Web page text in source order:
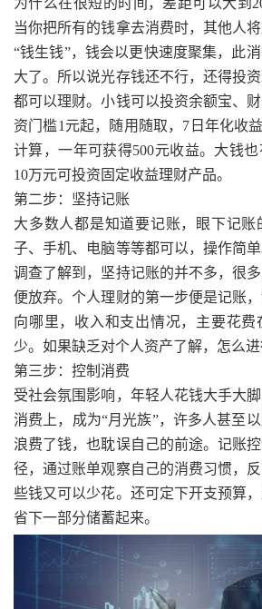
为什么在很短的时间，差距可以大到
当你把所有的钱拿去消费时，其他人
“钱生钱”，钱会以更快速度聚集，此
大了。所以说光存钱还不行，还得投
都可以理财。小钱可以投资余额宝、
资门槛1元起，随用随取，7日年化收
计算，一年可获得500元收益。大钱
10万元可投资固定收益理财产品。
第二步：坚持记账
大多数人都是知道要记账，眼下记
子、手机、电脑等等都可以，操作简
调查了解到，坚持记账的并不多，很
便放弃。个人理财的第一步便是记账
向哪里，收入和支出情况，主要花费
少。如果缺乏对个人资产了解，怎么
第三步：控制消费
受社会氛围影响，年轻人花钱大手大
消费上，成为“月光族”，许多人甚至
浪费了钱，也耽误自己的前途。记账
径，通过账单观察自己的消费习惯，
些钱又可以少花。还可定下开支预算
省下一部分储蓄起来。